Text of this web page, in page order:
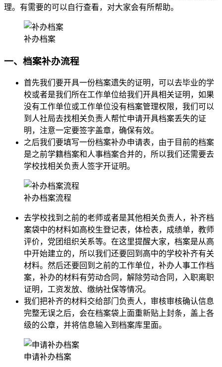
理。有需要的可以自行查看，对大家会有所帮助。
补办档案
一、档案补办流程
首先我们要开具一份档案遗失的证明，可以去毕业的学
校或者是我们所在工作单位给我们开具相关证明，如果
没有工作单位或工作单位没有档案管理权限，我们可以
到人社局去找相关负责人帮忙申请开具档案丢失的证
明，注意一定要签字盖章，确保有效。
之后我们要填写一份档案补办申请表，由于目前的档案
是之前学籍档案和人事档案合并的，所以我们还需要去
学校找相关负责人签字开证明。
补办档案流程
去学校找到之前的老师或者是其他相关负责人，补齐档
案袋中的材料如高校生登记表，体检表，成绩单，教师
评价，党团组织关系等。在这里提醒大家，档案是从高
中开始建立的，所以我们还要回到高中的学校补齐有关
材料。然后还要回到之前的工作单位，补办人事工作档
案，补办的材料有劳动合同，解除劳动合同，入职离职
证明，工资发放、缴纳社保等情况。
我们把补齐的材料交给部门负责人，审核审核确认信息
完整无误之后，会在档案袋上面重新贴上封条，盖上各
级的公章，并将信息输入到档案库里面。
申请补办档案